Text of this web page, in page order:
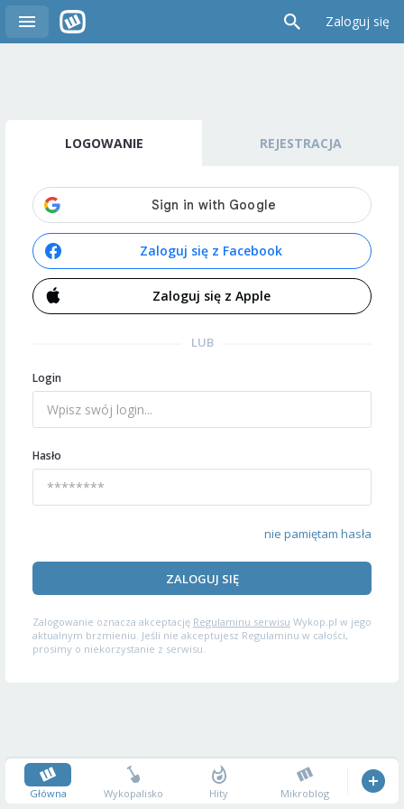
Zaloguj się
LOGOWANIE REJESTRACJA
Zaloguj się z Facebook
Zaloguj się z Apple
LUB
Login
Hasło
nie pamiętam hasła
ZALOGUJ SIĘ
Zalogowanie oznacza akceptację Regulaminu serwisu Wykop.pl w jego
aktualnym brzmieniu. Jeśli nie akceptujesz Regulaminu w całości,
prosimy o niekorzystanie z serwisu.
Główna Wykopalisko Hity Mikroblog